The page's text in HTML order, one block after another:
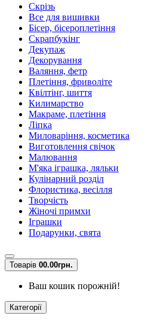
Скрізь
Все для вишивки
Бісер, бісероплетіння
Скрапбукінг
Декупаж
Декорування
Валяння, фетр
Плетіння, фриволіте
Квілтінг, шиття
Килимарство
Макраме, плетіння
Ліпка
Миловаріння, косметика
Виготовлення свічок
Малювання
М'яка іграшка, ляльки
Кулінарний розділ
Флористика, весілля
Творчість
Жіночі примхи
Іграшки
Подарунки, свята
Товарів 00.00грн.
Ваш кошик порожній!
Категорії